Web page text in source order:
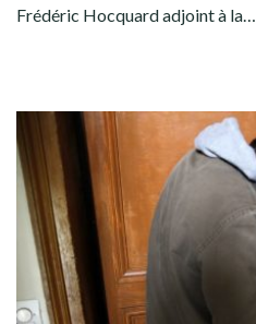
Frédéric Hocquard adjoint à la…